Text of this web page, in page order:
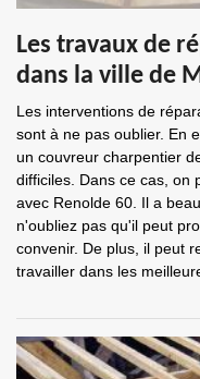
Les travaux de
dans la ville de
Les interventions de
sont à ne pas oublier. En
un couvreur charpentier
difficiles. Dans ce cas, on
avec Renolde 60. Il a
n'oubliez pas qu'il peut
convenir. De plus, il peut
travailler dans les